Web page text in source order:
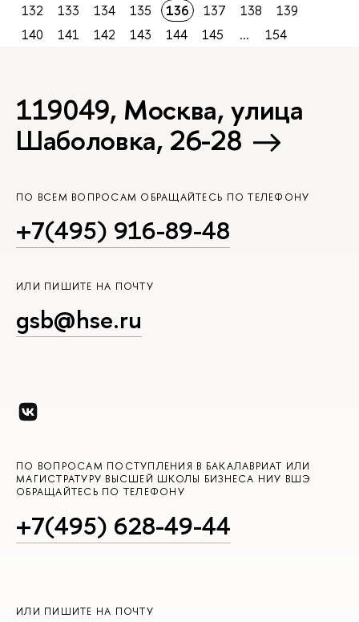
132
133 134 135 136 137 138
139
140
141 142 143 144 145 ... 154
119049, Москва, улица
Шаболовка, 26-28
ПО ВСЕМ ВОПРОСАМ ОБРАЩАЙТЕСЬ ПО ТЕЛЕФОНУ
+7(495) 916-89-48
ИЛИ ПИШИТЕ НА ПОЧТУ
gsb@hse.ru
ПО ВОПРОСАМ ПОСТУПЛЕНИЯ В БАКАЛАВРИАТ ИЛИ
МАГИСТРАТУРУ ВЫСШЕЙ ШКОЛЫ БИЗНЕСА НИУ ВШЭ
ОБРАЩАЙТЕСЬ ПО ТЕЛЕФОНУ
+7(495) 628-49-44
ИЛИ ПИШИТЕ НА ПОЧТУ